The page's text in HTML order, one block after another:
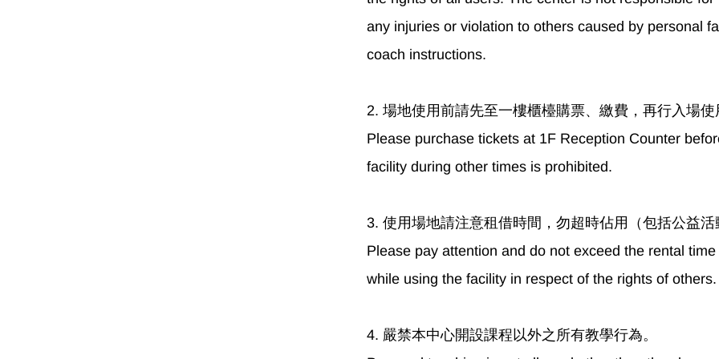
any injuries or violation to others caused by personal
coach instructions.
2. 場地使用前請先至一樓櫃檯購票、繳費，再行入場
Please purchase tickets at 1F Reception Counter
facility during other times is prohibited.
3. 使用場地請注意租借時間，勿超時佔用（包括公益
Please pay attention and do not exceed the rental
while using the facility in respect of the rights of others.
4. 嚴禁本中心開設課程以外之所有教學行為。